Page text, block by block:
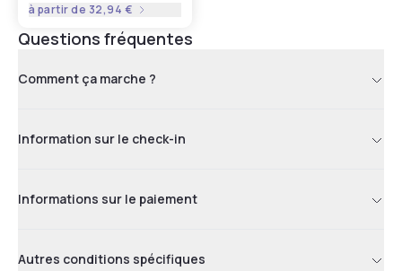
à partir de 32,94 €
Questions fréquentes
Comment ça marche ?
Information sur le check-in
Informations sur le paiement
Autres conditions spécifiques